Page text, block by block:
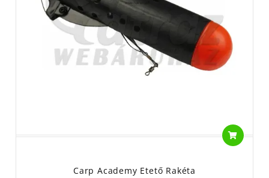
Carp Academy Etető Rakéta